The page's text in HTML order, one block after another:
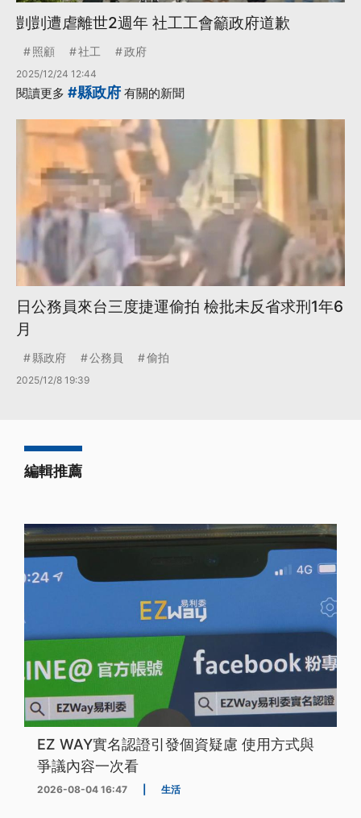
剴剴遭虐離世2週年 社工工會籲政府道歉
照顧 社工 政府
2025/12/24 12:44
閱讀更多 #縣政府 有關的新聞
日公務員來台三度捷運偷拍 檢批未反省求刑1年6
月
縣政府 公務員 偷拍
2025/12/8 19:39
編輯推薦
EZ WAY實名認證引發個資疑慮 使用方式與
爭議內容一次看
2026-08-04 16:47 生活